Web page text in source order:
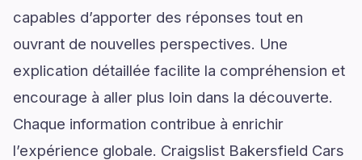
capables d’apporter des réponses tout en
ouvrant de nouvelles perspectives. Une
explication détaillée facilite la compréhension et
encourage à aller plus loin dans la découverte.
Chaque information contribue à enrichir
l’expérience globale. Craigslist Bakersfield Cars